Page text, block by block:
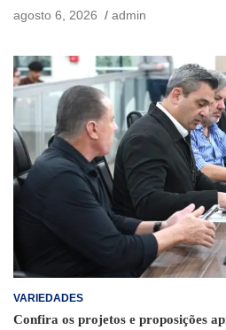
agosto 6, 2026
admin
VARIEDADES
Confira os projetos e proposições